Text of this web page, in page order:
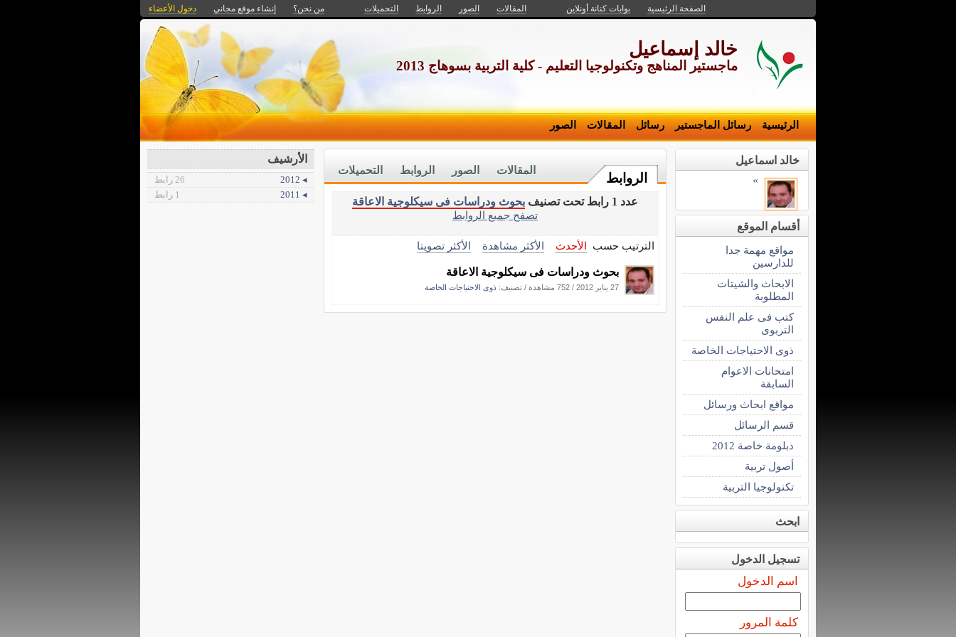
الصفحة الرئيسية بوابات كنانة أونلاين المقالات الصور الروابط التحميلات من نحن؟ إنشاء موقع مجاني دخول الأعضاء
خالد إسماعيل
ماجستير المناهج وتكنولوجيا التعليم - كلية التربية بسوهاج 2013
الرئيسية رسائل الماجستير رسائل المقالات الصور
الروابط
التحميلات الروابط الصور المقالات
عدد 1 رابط تحت تصنيف
بحوث ودراسات فى سيكلوجية الاعاقة
تصفح جميع الروابط
الترتيب حسب الأحدث الأكثر مشاهدة الأكثر تصويتا
بحوث ودراسات فى سيكلوجية الاعاقة
27 يناير 2012 / 752 مشاهدة / تصنيف: ذوى الاحتياجات الخاصة
خالد اسماعيل
»
أقسام الموقع
مواقع مهمة جدا
للدارسين
الابحاث والشيتات
المطلوبة
كتب فى علم النفس
التربوى
ذوى الاحتياجات الخاصة
امتحانات الاعوام
السابقة
مواقع ابحاث ورسائل
قسم الرسائل
دبلومة خاصة 2012
أصول تربية
تكنولوجيا التربية
ابحث
تسجيل الدخول
اسم الدخول
كلمة المرور
الأرشيف
◂ 2012
26 رابط
◂ 2011
1 رابط